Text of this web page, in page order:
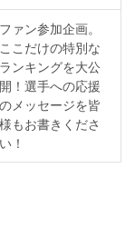
ファン参加企画。
ここだけの特別な
ランキングを大公
開！選手への応援
のメッセージを皆
様もお書きくださ
い！